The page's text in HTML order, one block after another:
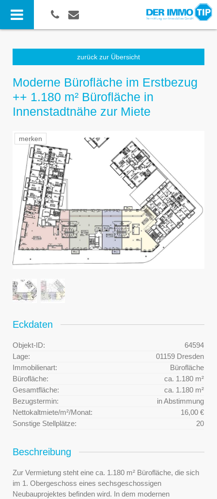
zurück zur Übersicht
Moderne Bürofläche im Erstbezug
++ 1.180 m² Bürofläche in
Innenstadtnähe zur Miete
merken
Eckdaten
Objekt-ID:
64594
Lage:
01159 Dresden
Immobilienart:
Bürofläche
Bürofläche:
ca. 1.180 m²
Gesamtfläche:
ca. 1.180 m²
Bezugstermin:
in Abstimmung
Nettokaltmiete/m²/Monat:
16,00 €
Sonstige Stellplätze:
20
Beschreibung
Zur Vermietung steht eine ca. 1.180 m² Bürofläche, die sich
im 1. Obergeschoss eines sechsgeschossigen
Neubauprojektes befinden wird. In dem modernen